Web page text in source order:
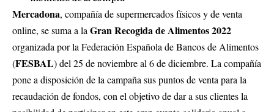
Mercadona, compañía de supermercados físicos y de venta
online, se suma a la Gran Recogida de Alimentos 2022
organizada por la Federación Española de Bancos de Alimentos
(FESBAL) del 25 de noviembre al 6 de diciembre. La compañía
pone a disposición de la campaña sus puntos de venta para la
recaudación de fondos, con el objetivo de dar a sus clientes la